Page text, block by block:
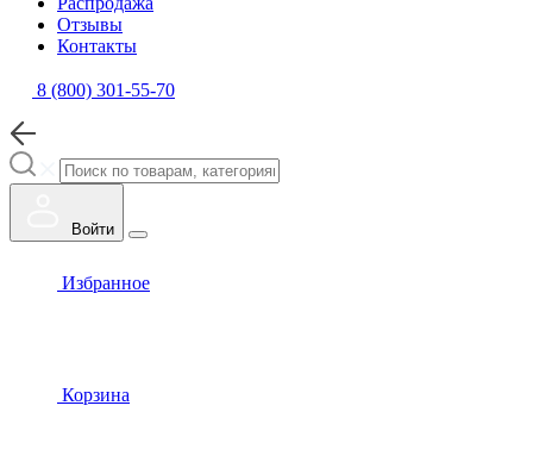
Отзывы
Контакты
8 (800) 301-55-70
Войти
Избранное
Корзина